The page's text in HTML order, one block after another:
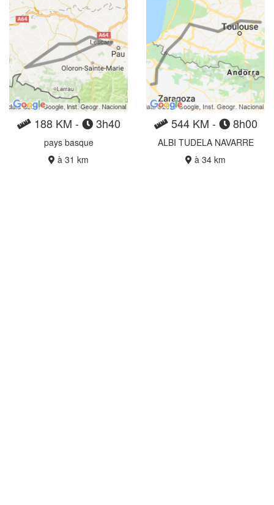
188 KM - 3h40
pays basque
à 31 km
544 KM - 8h00
ALBI TUDELA NAVARRE
à 34 km